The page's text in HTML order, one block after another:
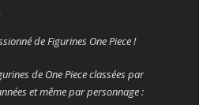
de Figurines One Piece !
de One Piece classées par
et même par personnage :